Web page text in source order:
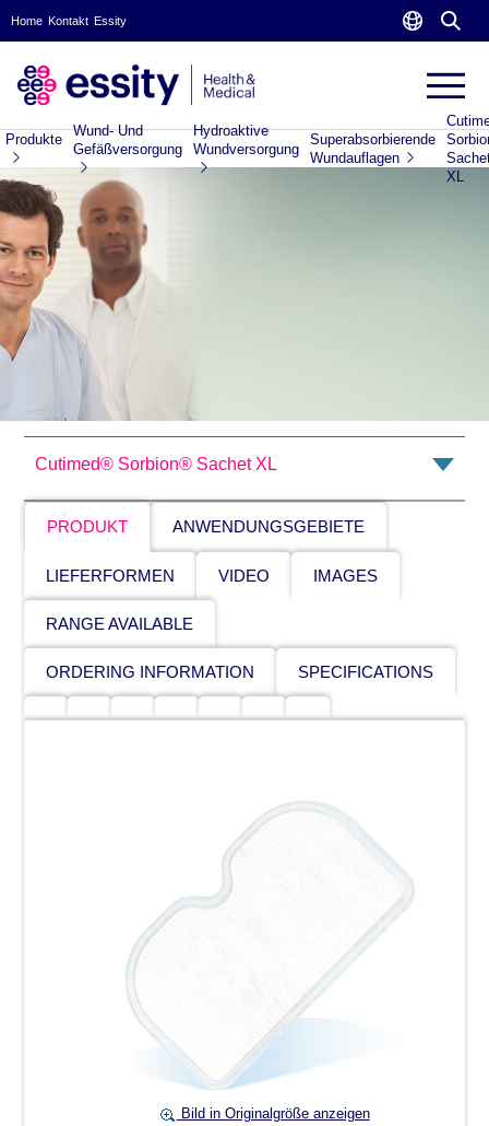
Home Kontakt Essity
Produkte
Wund- Und
Gefäßversorgung
Hydroaktive
Wundversorgung
Superabsorbierende
Wundauflagen
XL
Cutimed® Sorbion® Sachet XL
PRODUKT ANWENDUNGSGEBIETE
LIEFERFORMEN VIDEO IMAGES
RANGE AVAILABLE
ORDERING INFORMATION SPECIFICATIONS
Bild in Originalgröße anzeigen